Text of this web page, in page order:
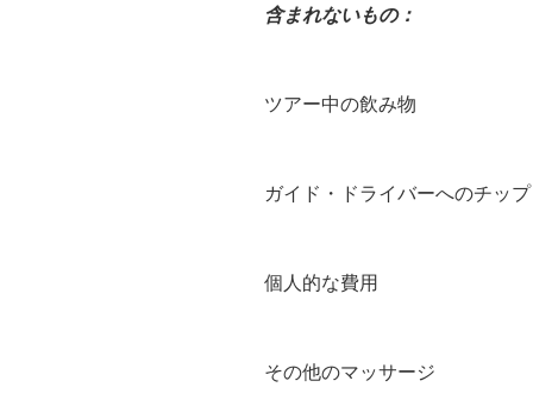
含まれないもの：
ツアー中の飲み物
ガイド・ドライバーへのチッ
個人的な費用
その他のマッサージ